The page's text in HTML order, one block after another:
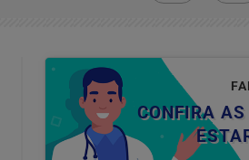
CONFIRA